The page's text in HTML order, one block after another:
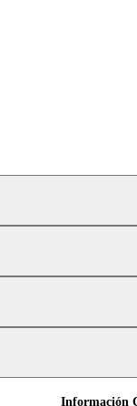
Información